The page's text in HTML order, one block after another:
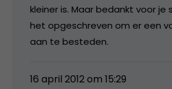
kleiner is. Maar bedankt voor je
het opgeschreven om er een
aan te besteden.
16 april 2012 om 15:29